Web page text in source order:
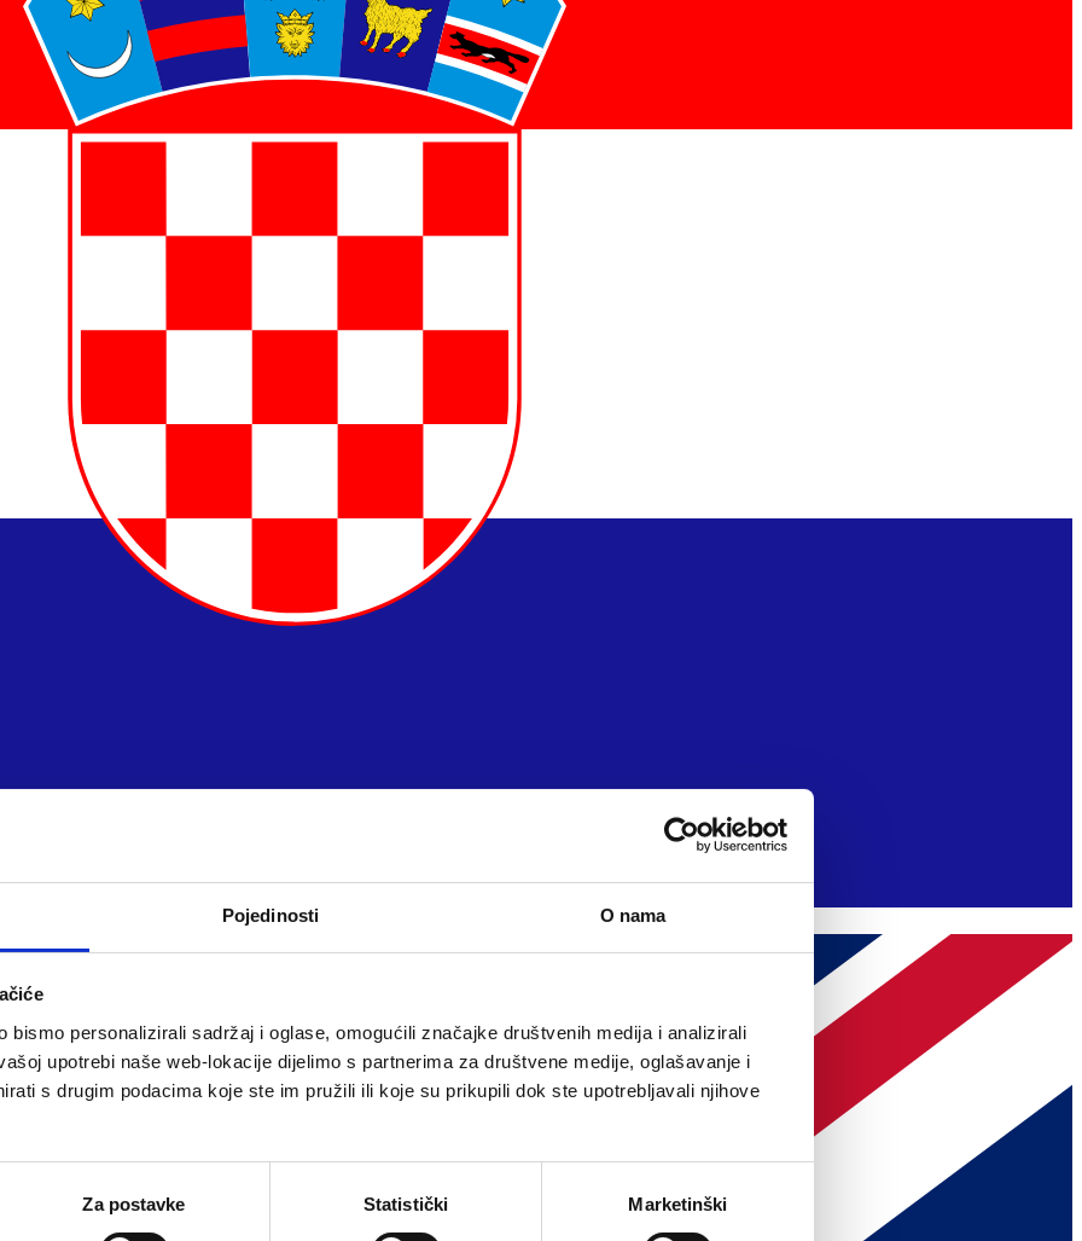
Pojedinosti O nama
bismo personalizirali sadržaj i oglase, omogućili značajke društvenih medija i analizirali
upotrebi naše web-lokacije dijelimo s partnerima za društvene medije, oglašavanje i
s drugim podacima koje ste im pružili ili koje su prikupili dok ste upotrebljavali njihove
Za postavke Statistički Marketinški